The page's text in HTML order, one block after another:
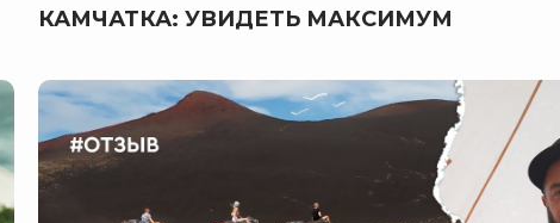
КАМЧАТКА: УВИДЕТЬ МАКСИМУМ